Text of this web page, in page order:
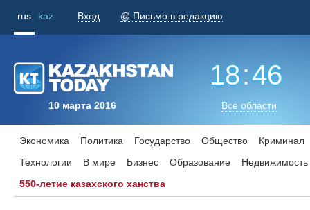
rus kaz Вход @ Письмо в редакцию
10 марта 2016
18:46
Все области
Экономика Политика Государство Общество
Криминал
Технологии
В мире Бизнес Образование
Недвижимость
550-летие казахского ханства